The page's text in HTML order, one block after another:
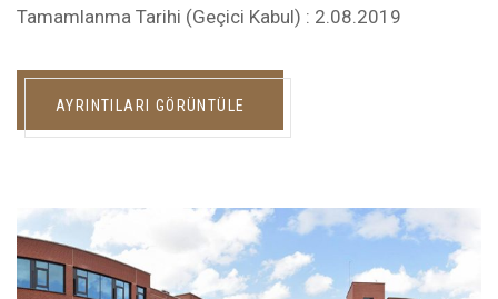
Tamamlanma Tarihi (Geçici Kabul) : 2.08.2019
AYRINTILARI GÖRÜNTÜLE